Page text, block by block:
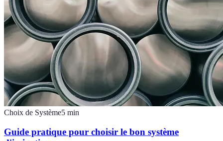
Choix de Système5 min
Guide pratique pour choisir le bon système